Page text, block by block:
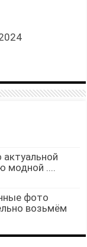
актуальной
модной ....
фото
возьмём